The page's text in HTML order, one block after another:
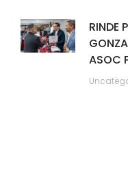
RINDE
ASOC